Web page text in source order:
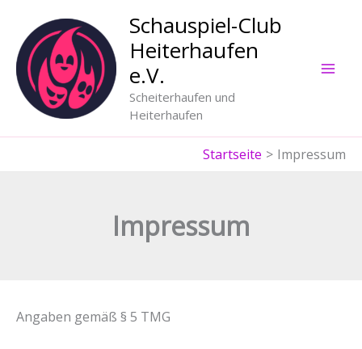
Inhalt
springen
Schauspiel-Club
Heiterhaufen
e.V.
Scheiterhaufen und
Heiterhaufen
Startseite Impressum
Impressum
Angaben gemäß § 5 TMG